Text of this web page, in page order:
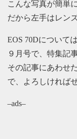
こんな写真が簡単に
だから左手はレン
EOS 70Dについて
９月号で、特集記
その記事にあわせ
で、よろしければぜ
–ads–